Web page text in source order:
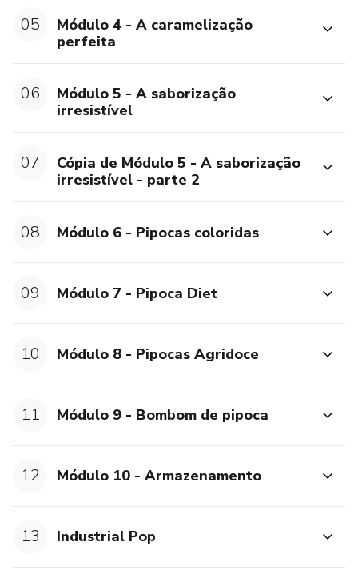
05
Módulo 4 - A caramelização
perfeita
06
Módulo 5 - A saborização
irresistível
07
Cópia de Módulo 5 - A saborização
irresistível - parte 2
08 Módulo 6 - Pipocas coloridas
09 Módulo 7 - Pipoca Diet
10 Módulo 8 - Pipocas Agridoce
11 Módulo 9 - Bombom de pipoca
12 Módulo 10 - Armazenamento
13 Industrial Pop